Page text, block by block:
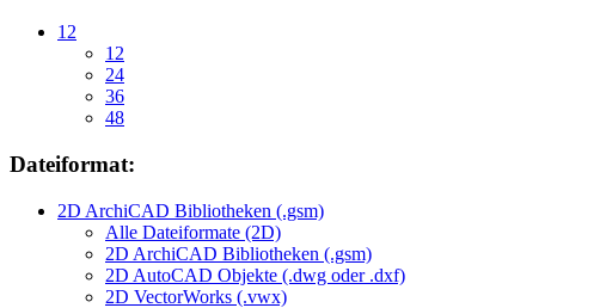
12
12
24
36
48
Dateiformat:
2D ArchiCAD Bibliotheken (.gsm)
Alle Dateiformate (2D)
2D ArchiCAD Bibliotheken (.gsm)
2D AutoCAD Objekte (.dwg oder .dxf)
2D VectorWorks (.vwx)